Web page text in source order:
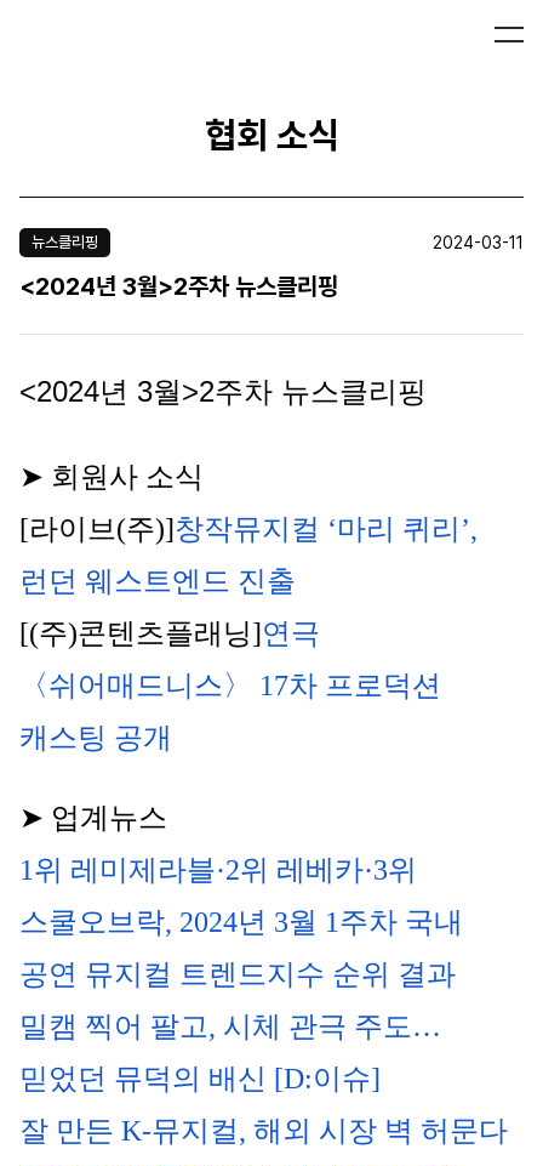
협회 소식
뉴스클리핑 2024-03-11
<2024년 3월>2주차 뉴스클리핑
<2024년 3월>2주차 뉴스클리핑
➤ 회원사 소식
[라이브(주)]창작뮤지컬 ‘마리 퀴리’,
런던 웨스트엔드 진출
[(주)콘텐츠플래닝]연극
〈쉬어매드니스〉 17차 프로덕션
캐스팅 공개
➤ 업계뉴스
1위 레미제라블·2위 레베카·3위
스쿨오브락, 2024년 3월 1주차 국내
공연 뮤지컬 트렌드지수 순위 결과
밀캠 찍어 팔고, 시체 관극 주도…
믿었던 뮤덕의 배신 [D:이슈]
잘 만든 K-뮤지컬, 해외 시장 벽 허문다